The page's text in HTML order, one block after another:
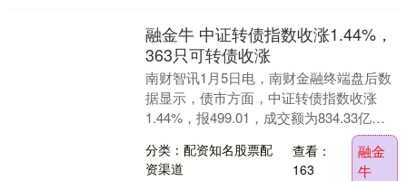
融金牛 中证转债指数收涨1.44%，
363只可转债收涨
南财智讯1月5日电，南财金融终端盘后数
据显示，债市方面，中证转债指数收涨
1.44%，报499.01，成交额为834.33亿
元。可转债方面，今日共成交381只可
转....
分类：配资知名股票配
资渠道
查看：
163
融金
牛